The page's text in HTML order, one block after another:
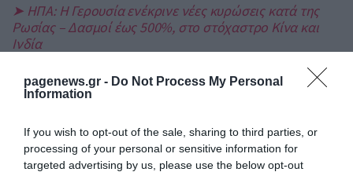
pagenews.gr - Do Not Process My Personal
Information
If you wish to opt-out of the sale, sharing to third parties, or
processing of your personal or sensitive information for
targeted advertising by us, please use the below opt-out
➤ ΗΠΑ: Η Γερουσία ενέκρινε νέες κυρώσεις κατά της
Ρωσίας – Δασμοί έως 500%, στο στόχαστρο Κίνα και
Ινδία
➤ Συναγερμός στα αμερικανικά οπλοστάσια:58,6 δισ.
δολάρια για Patriot–Η Ουάσιγκτον περνά σε «πολεμική
παραγωγή»
➤ Η Κίνα βρήκε το νέο της «όπλο»: Χτυπά τις ΗΠΑ, αλλά
πονά την Ευρώπη – Ο πόλεμος για σπάνιες γαίες και
chips